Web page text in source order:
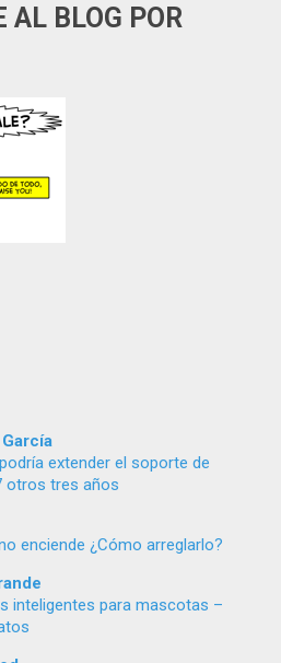
AL BLOG POR
extender el soporte de
otros tres años
enciende ¿Cómo arreglarlo?
inteligentes para mascotas –